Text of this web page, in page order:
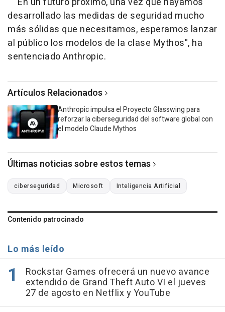
desarrollado las medidas de seguridad mucho
más sólidas que necesitamos, esperamos lanzar
al público los modelos de la clase Mythos", ha
sentenciado Anthropic.
Artículos Relacionados
Anthropic impulsa el Proyecto Glasswing para
reforzar la ciberseguridad del software global con
el modelo Claude Mythos
Últimas noticias sobre estos temas
ciberseguridad Microsoft Inteligencia Artificial
Contenido patrocinado
Lo más leído
Rockstar Games ofrecerá un nuevo avance
extendido de Grand Theft Auto VI el jueves
27 de agosto en Netflix y YouTube